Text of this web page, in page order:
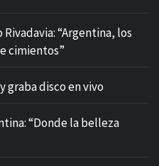
Rivadavia: “Argentina, los
cimientos”
graba disco en vivo
“Donde la belleza